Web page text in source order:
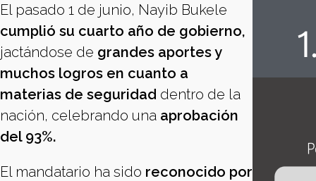
El pasado 1 de junio, Nayib Bukele
cumplió su cuarto año de gobierno,
jactándose de grandes aportes y
muchos logros en cuanto a
materias de seguridad dentro de la
nación, celebrando una aprobación
del 93%.
El mandatario ha sido reconocido por